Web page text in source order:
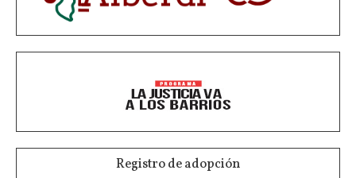
Registro de adopción